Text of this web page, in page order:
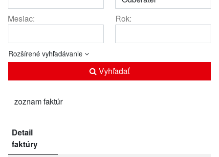
Mesiac: Rok:
Rozšírené vyhľadávanie
Vyhľadať
zoznam faktúr
Detail
faktúry